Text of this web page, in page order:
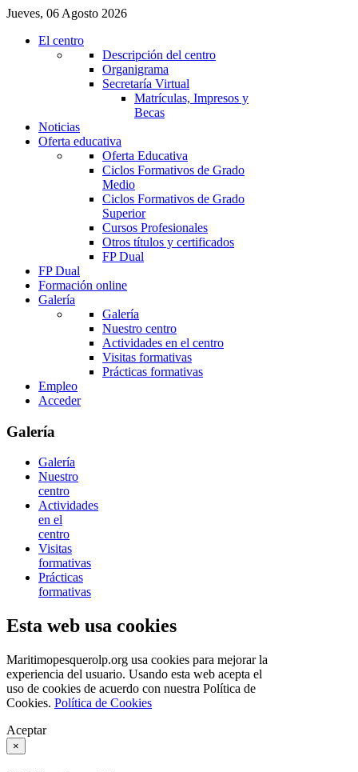
Jueves, 06 Agosto 2026
El centro
Descripción del centro
Organigrama
Secretaría Virtual
Matrículas, Impresos y
Becas
Noticias
Oferta educativa
Oferta Educativa
Ciclos Formativos de Grado
Medio
Ciclos Formativos de Grado
Superior
Cursos Profesionales
Otros títulos y certificados
FP Dual
FP Dual
Formación online
Galería
Galería
Nuestro centro
Actividades en el centro
Visitas formativas
Prácticas formativas
Empleo
Acceder
Galería
Galería
Nuestro
centro
Actividades
en el
centro
Visitas
formativas
Prácticas
formativas
Esta web usa cookies
Maritimopesquerolp.org usa cookies para mejorar la
experiencia del usuario. Usando esta web acepta el
uso de cookies de acuerdo con nuestra Política de
Cookies. Política de Cookies
Aceptar
×